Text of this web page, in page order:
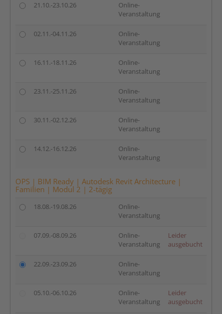
21.10.-23.10.26
Online-
Veranstaltung
02.11.-04.11.26
Online-
Veranstaltung
16.11.-18.11.26
Online-
Veranstaltung
23.11.-25.11.26
Online-
Veranstaltung
30.11.-02.12.26
Online-
Veranstaltung
14.12.-16.12.26
Online-
Veranstaltung
OPS | BIM Ready | Autodesk Revit Architecture |
Familien | Modul 2 | 2-tägig
18.08.-19.08.26
Online-
Veranstaltung
07.09.-08.09.26
Online-
Veranstaltung
Leider
ausgebucht
22.09.-23.09.26
Online-
Veranstaltung
05.10.-06.10.26
Online-
Veranstaltung
Leider
ausgebucht